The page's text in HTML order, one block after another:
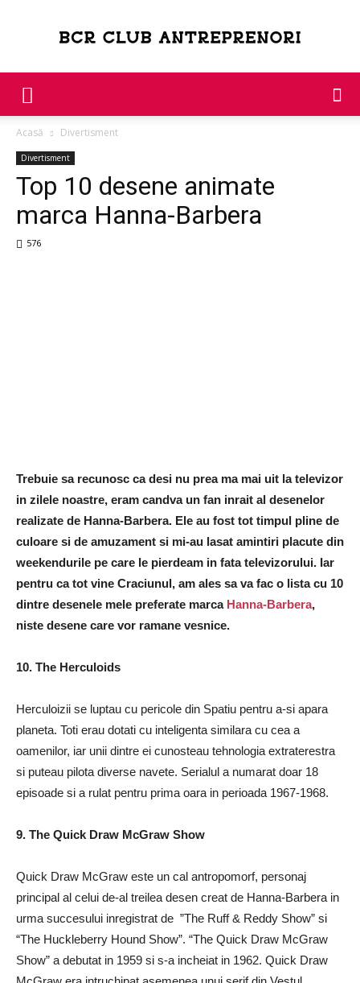
Antreprenori
Acasă Divertisment
Divertisment
Top 10 desene animate
marca Hanna-Barbera
576
Trebuie sa recunosc ca desi nu prea ma mai uit la televizor
in zilele noastre, eram candva un fan inrait al desenelor
realizate de Hanna-Barbera. Ele au fost tot timpul pline de
culoare si de amuzament si mi-au lasat amintiri placute din
weekendurile pe care le pierdeam in fata televizorului. Iar
pentru ca tot vine Craciunul, am ales sa va fac o lista cu 10
dintre desenele mele preferate marca Hanna-Barbera,
niste desene care vor ramane vesnice.
10. The Herculoids
Herculoizii se luptau cu pericole din Spatiu pentru a-si apara
planeta. Toti erau dotati cu inteligenta similara cu cea a
oamenilor, iar unii dintre ei cunosteau tehnologia extraterestra
si puteau pilota diverse navete. Serialul a numarat doar 18
episoade si a rulat pentru prima oara in perioada 1967-1968.
9. The Quick Draw McGraw Show
Quick Draw McGraw este un cal antropomorf, personaj
principal al celui de-al treilea desen creat de Hanna-Barbera in
urma succesului inregistrat de ”The Ruff & Reddy Show” si
“The Huckleberry Hound Show”. “The Quick Draw McGraw
Show” a debutat in 1959 si s-a incheiat in 1962. Quick Draw